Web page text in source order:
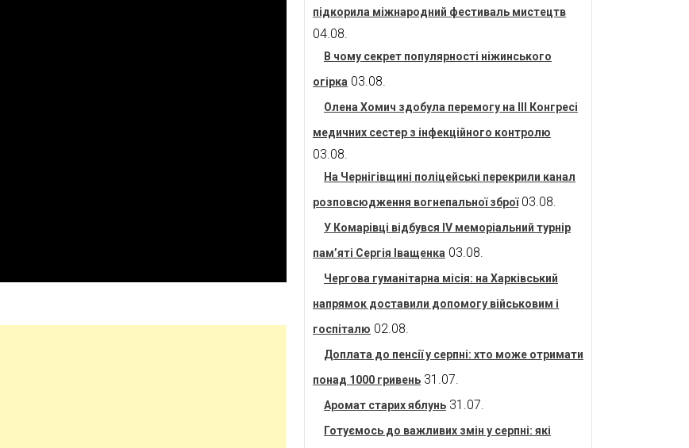
підкорила міжнародний фестиваль мистецтв
04.08.
В чому секрет популярності ніжинського
огірка 03.08.
Олена Хомич здобула перемогу на ІІІ Конгресі
медичних сестер з інфекційного контролю
03.08.
На Чернігівщині поліцейські перекрили канал
розповсюдження вогнепальної зброї 03.08.
У Комарівці відбувся IV меморіальний турнір
пам’яті Сергія Іващенка 03.08.
Чергова гуманітарна місія: на Харківський
напрямок доставили допомогу військовим і
госпіталю 02.08.
Доплата до пенсії у серпні: хто може отримати
понад 1000 гривень 31.07.
Аромат старих яблунь 31.07.
Готуємось до важливих змін у серпні: які